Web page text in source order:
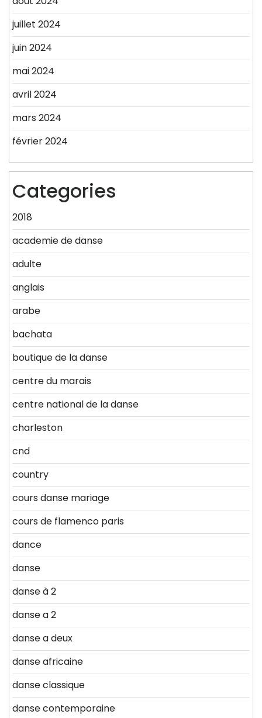
juillet 2024
juin 2024
mai 2024
avril 2024
mars 2024
février 2024
Categories
2018
academie de danse
adulte
anglais
arabe
bachata
boutique de la danse
centre du marais
centre national de la danse
charleston
cnd
country
cours danse mariage
cours de flamenco paris
dance
danse
danse à 2
danse a 2
danse a deux
danse africaine
danse classique
danse contemporaine